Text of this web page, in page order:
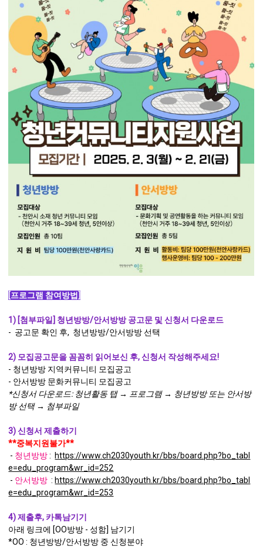
[프로그램 참여방법]
1) [첨부파일] 청년방방/안서방방 공고문 및 신청서 다운로드
- 공고문 확인 후, 청년방방/안서방방 선택
2) 모집공고문을 꼼꼼히 읽어보신 후, 신청서 작성해주세요!
- 청년방방 지역커뮤니티 모집공고
- 안서방방 문화커뮤니티 모집공고
*신청서 다운로드: 청년활동 탭 → 프로그램 → 청년방방 또는 안서방
방 선택 → 첨부파일
3) 신청서 제출하기
**중복지원불가**
- 청년방방: https://www.ch2030youth.kr/bbs/board.php?bo_tabl
e=edu_program&wr_id=252
- 안서방방 : https://www.ch2030youth.kr/bbs/board.php?bo_tabl
e=edu_program&wr_id=253
4) 제출후, 카톡남기기
아래 링크에 [OO방방 - 성함] 남기기
*OO : 청년방방/안서방방 중 신청분야